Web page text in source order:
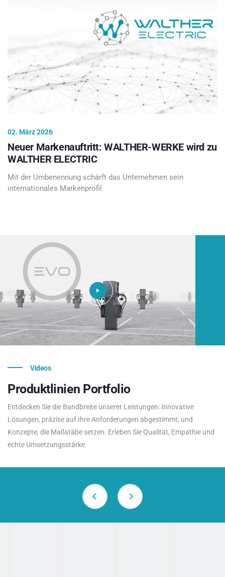
02. März 2026
Neuer Markenauftritt: WALTHER-WERKE wird zu
WALTHER ELECTRIC
Mit der Umbenennung schärft das Unternehmen sein
internationales Markenprofil
Videos
Produktlinien Portfolio
Entdecken Sie die Bandbreite unserer Leistungen: Innovative
Lösungen, präzise auf Ihre Anforderungen abgestimmt, und
Konzepte, die Maßstäbe setzen. Erleben Sie Qualität, Empathie und
echte Umsetzungsstärke.